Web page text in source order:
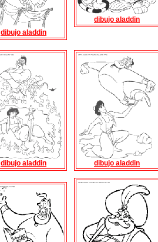
dibujo aladdin
dibujo aladdin
dibujo aladdin dibujo aladdin